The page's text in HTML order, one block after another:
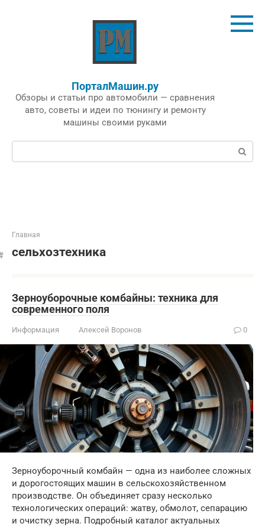
ПорталМашин.ру
Обзоры и статьи про автомобили — сравнения
авто, советы и идеи по тюнингу и ремонту
машины своими руками
Поиск:
Главная
сельхозтехника
Зерноуборочные комбайны: техника для
современного поля
Информация Алексей Воронов 0
Зерноуборочный комбайн — одна из наиболее сложных
и дорогостоящих машин в сельскохозяйственном
производстве. Он объединяет сразу несколько
технологических операций: жатву, обмолот, сепарацию
и очистку зерна. Подробный каталог актуальных